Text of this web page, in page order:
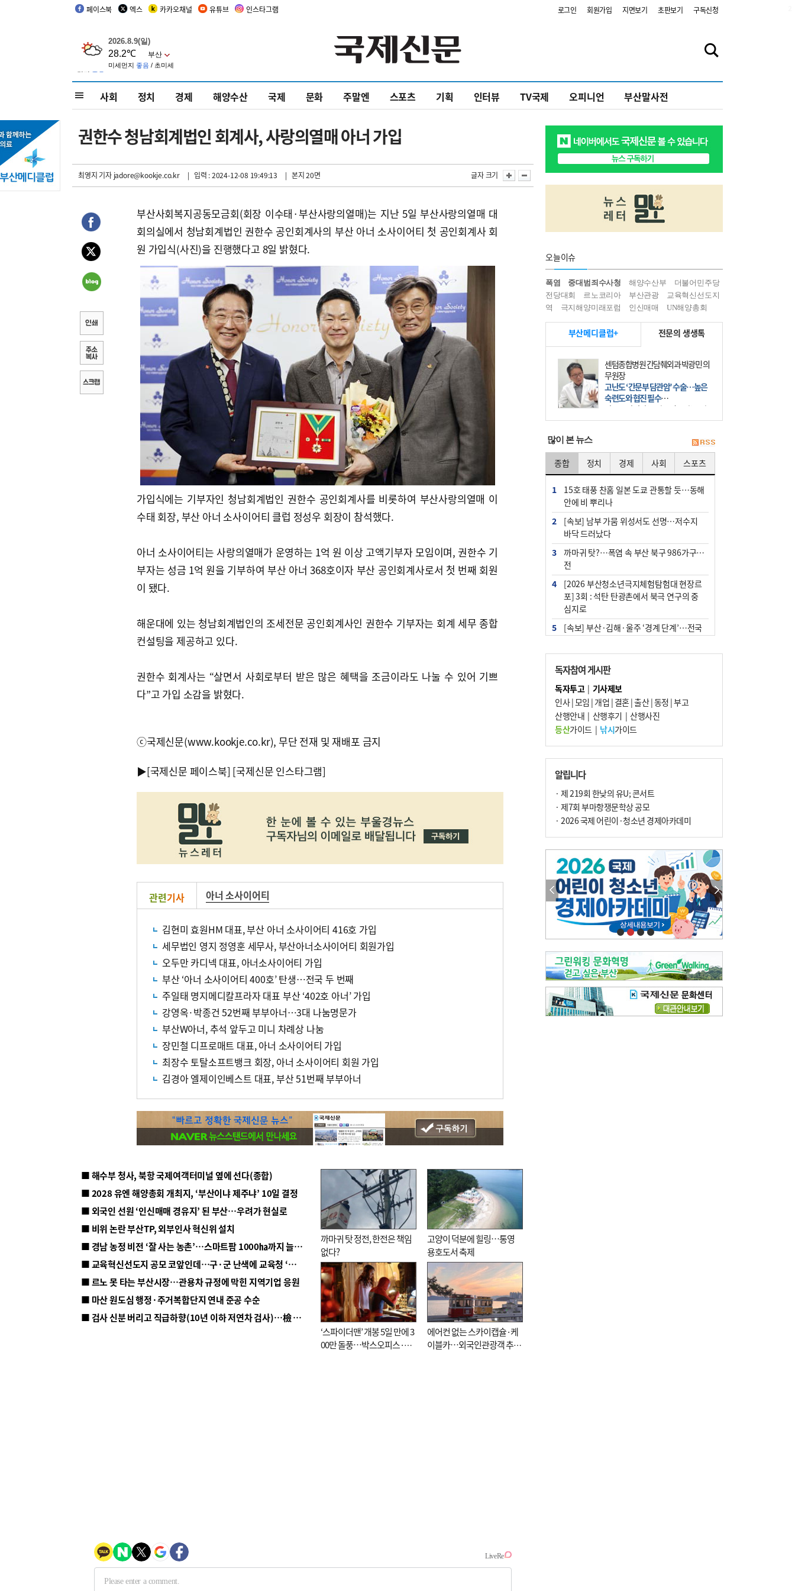
페이스북 엑스 카카오채널 유튜브 인스타그램 로그인 회원가입 지면보기 초판보기 구독신청
사회 정치 경제 해양수산 국제 문화 주말엔 스포츠 기획 인터뷰 TV국제 오피니언 부산말사전
권한수 청남회계법인 회계사, 사랑의열매 아너 가입
최영지 기자jadore@kookje.co.kr | 입력 : 2024-12-08 19:49:13 | 본지 20면 글자 크기
부산사회복지공동모금회(회장 이수태·부산사랑의열매)는 지난 5일 부산사랑의열매 대
회의실에서 청남회계법인 권한수 공인회계사의 부산 아너 소사이어티 첫 공인회계사 회
원 가입식(사진)을 진행했다고 8일 밝혔다.
가입식에는 기부자인 청남회계법인 권한수 공인회계사를 비롯하여 부산사랑의열매 이
수태 회장, 부산 아너 소사이어티 클럽 정성우 회장이 참석했다.
아너 소사이어티는 사랑의열매가 운영하는 1억 원 이상 고액기부자 모임이며, 권한수 기
부자는 성금 1억 원을 기부하여 부산 아너 368호이자 부산 공인회계사로서 첫 번째 회원
이 됐다.
해운대에 있는 청남회계법인의 조세전문 공인회계사인 권한수 기부자는 회계 세무 종합
컨설팅을 제공하고 있다.
권한수 회계사는 “살면서 사회로부터 받은 많은 혜택을 조금이라도 나눌 수 있어 기쁘
다”고 가입 소감을 밝혔다.
ⓒ국제신문(www.kookje.co.kr), 무단 전재 및 재배포 금지
▶[국제신문 페이스북] [국제신문 인스타그램]
관련기사 아너 소사이어티
김현미 효원HM 대표, 부산 아너 소사이어티 416호 가입
세무법인 영지 정영훈 세무사, 부산아너소사이어티 회원가입
오두만 카디넥 대표, 아너소사이어티 가입
부산 ‘아너 소사이어티 400호’ 탄생…전국 두 번째
주일태 명지메디칼프라자 대표 부산 ‘402호 아너’ 가입
강영옥·박종건 52번째 부부아너…3대 나눔명문가
부산W아너, 추석 앞두고 미니 차례상 나눔
장민철 디프로매트 대표, 아너 소사이어티 가입
최장수 토탈소프트뱅크 회장, 아너 소사이어티 회원 가입
김경아 엘제이인베스트 대표, 부산 51번째 부부아너
■ 해수부 청사, 북항 국제여객터미널 옆에 선다(종합)
■ 2028 유엔 해양총회 개최지, ‘부산이냐 제주냐’ 10일 결정
■ 외국인 선원 ‘인신매매 경유지’ 된 부산…우려가 현실로
■ 비위 논란 부산TP, 외부인사 혁신위 설치
■ 경남 농정 비전 ‘잘 사는 농촌’…스마트팜 1000㏊까지 늘린다
■ 교육혁신선도지 공모 코앞인데…구·군 난색에 교육청 ‘쩔쩔’
■ 르노 못 타는 부산시장…관용차 규정에 막힌 지역기업 응원
■ 마산 원도심 행정·주거복합단지 연내 준공 수순
■ 검사 신분 버리고 직급하향(10년 이하 저연차 검사)…檢 중수청행 기피
까마귀 탓 정전, 한전은 책임
없다?
고양이 덕분에 힐링…통영
용호도서 축제
‘스파이더맨’ 개봉 5일 만에 3
00만 돌풍…박스오피스·예
에어컨 없는 스카이캡슐·케
이블카…외국인관광객 추억
오늘이슈
폭염 중대범죄수사청 해양수산부
더불어민주당
전당대회
르노코리아 부산관광
교육혁신선도지
역
극지해양미래포럼 인신매매 UN해양총회
부산메디클럽+ 전문의 생생톡
센텀종합병원 간담췌외과 박광민 의
무원장
고난도 ‘간문부 담관암’ 수술…높은
숙련도와 협진 필수
간문부 담관암(클라츠킨 종양)은 좌
우 간에서 나오는, 담관(담즙 배출 경
部)’에 생기는 악성 종양이다. 간동맥
문맥 림프절 담
많이 본 뉴스
종합 정치 경제 사회 스포츠
1
15호 태풍 찬홈 일본 도쿄 관통할 듯…동해
안에 비 뿌리나
2
[속보] 남부 가뭄 위성서도 선명…저수지
바닥 드러났다
3
까마귀 탓?…폭염 속 부산 북구 986가구 정
전
4
[2026 부산청소년극지체험탐험대 현장르
포] 3회 : 석탄 탄광촌에서 북극 연구의 중
심지로
5
[속보] 부산·김해·울주 ‘경계 단계’…전국
위는 지속
7
‘혐오표현’ 쓰면 지방공무원 최대 파면까지
중징계
8
이임생, 홍명보 선임 독단적 결정 아냐…면
담 메모 제출
차 안해
독자참여 게시판
독자투고| 기사제보
인사|모임 | 개업 | 결혼|출산|동정 |부고
산행안내 | 산행후기 | 산행사진
등산가이드| 낚시가이드
알립니다
· 제 219회 한낮의 유U; 콘서트
· 제7회 부마항쟁문학상 공모
· 2026 국제 어린이·청소년 경제아카데미